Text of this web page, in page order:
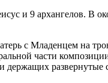
и 9 архангелов. В
с Младенцем на
части
развернутые